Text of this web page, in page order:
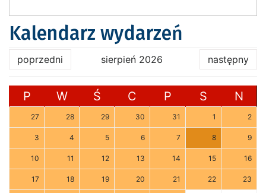
Kalendarz wydarzeń
poprzedni sierpień 2026 następny
P W Ś C P S N
27 28 29 30 31 1 2
3 4 5 6 7 8 9
10 11 12 13 14 15 16
17 18 19 20 21 22 23